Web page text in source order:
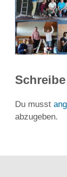
Du musst
abzugeben.